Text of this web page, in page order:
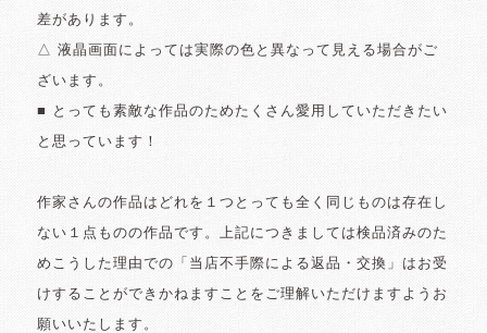
差があります。
△ 液晶画面によっては実際の色と異なって見える場合がご
ざいます。
■ とっても素敵な作品のためたくさん愛用していただきたい
と思っています！
作家さんの作品はどれを１つとっても全く同じものは存在し
ない１点ものの作品です。上記につきましては検品済みのた
めこうした理由での「当店不手際による返品・交換」はお受
けすることができかねますことをご理解いただけますようお
願いいたします。